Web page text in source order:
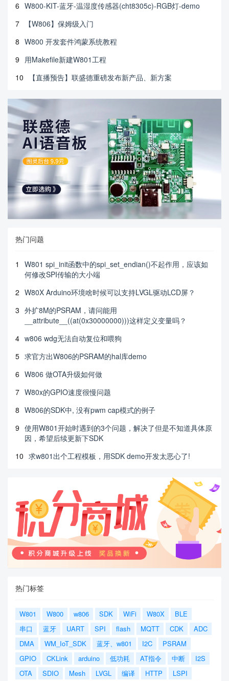
6 W800-KIT-蓝牙-温湿度传感器(cht8305c)-RGB灯-demo
7
【W806】保姆级入门
8 W800 开发套件鸿蒙系统教程
9 用Makefile新建W801工程
10
【直播预告】联盛德重磅发布新产品、新方案
热门问题
1
W801 spi_init函数中的spi_set_endian()不起作用，应该如
何修改SPI传输的大小端
2 W80X Arduino环境啥时候可以支持LVGL驱动LCD屏？
3 外扩8M的PSRAM，请问能用
__attribute__((at(0x30000000)))这样定义变量吗？
4 w806 wdg无法自动复位和喂狗
5 求官方出W806的PSRAM的hal库demo
6 W806 做OTA升级如何做
7 W80x的GPIO速度很慢问题
8 W806的SDK中, 没有pwm cap模式的例子
9 使用W801开始时遇到的3个问题，解决了但是不知道具体原
因，希望后续更新下SDK
10 求w801出个工程模板，用SDK demo开发太恶心了!
热门标签
W801 W800 w806 SDK WiFi W80X
BLE
串口
蓝牙 UART SPI flash MQTT CDK
ADC
DMA
WM_IoT_SDK 蓝牙、w801 I2C
PSRAM
GPIO
CKLink arduino 低功耗 AT指令 中断
I2S
OTA
SDIO Mesh LVGL 编译 HTTP
LSPI